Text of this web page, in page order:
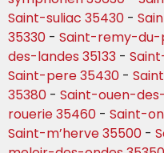
Saint-suliac 35430 -
35330 - Saint-remy-du-
des-landes 35133 -
Saint-pere 35430 -
35380 - Saint-ouen-
rouerie 35460 - Saint-
Saint-m’herve 35500 -